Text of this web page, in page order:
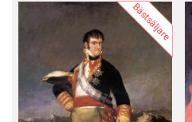
Bästsäljare